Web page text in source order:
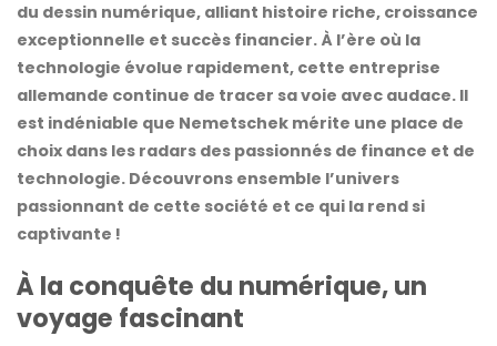
du dessin numérique, alliant histoire riche, croissance
exceptionnelle et succès financier. À l’ère où la
technologie évolue rapidement, cette entreprise
allemande continue de tracer sa voie avec audace. Il
est indéniable que Nemetschek mérite une place de
choix dans les radars des passionnés de finance et de
technologie. Découvrons ensemble l’univers
passionnant de cette société et ce qui la rend si
captivante !
À la conquête du numérique, un
voyage fascinant